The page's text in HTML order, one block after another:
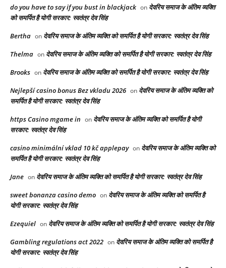
do you have to say if you bust in blackjack on देवरिय समाज के अंतिम व्यक्ति
को समर्पित है योगी सरकार: स्वतंत्र देव सिंह
Bertha on देवरिय समाज के अंतिम व्यक्ति को समर्पित है योगी सरकार: स्वतंत्र देव सिंह
Thelma on देवरिय समाज के अंतिम व्यक्ति को समर्पित है योगी सरकार: स्वतंत्र देव सिंह
Brooks on देवरिय समाज के अंतिम व्यक्ति को समर्पित है योगी सरकार: स्वतंत्र देव सिंह
Nejlepší casino bonus Bez vkladu 2026 on देवरिय समाज के अंतिम व्यक्ति को
समर्पित है योगी सरकार: स्वतंत्र देव सिंह
https Casino mgame in on देवरिय समाज के अंतिम व्यक्ति को समर्पित है योगी
सरकार: स्वतंत्र देव सिंह
casino minimální vklad 10 kč applepay on देवरिय समाज के अंतिम व्यक्ति को
समर्पित है योगी सरकार: स्वतंत्र देव सिंह
Jane on देवरिय समाज के अंतिम व्यक्ति को समर्पित है योगी सरकार: स्वतंत्र देव सिंह
sweet bonanza casino demo on देवरिय समाज के अंतिम व्यक्ति को समर्पित है
योगी सरकार: स्वतंत्र देव सिंह
Ezequiel on देवरिय समाज के अंतिम व्यक्ति को समर्पित है योगी सरकार: स्वतंत्र देव सिंह
Gambling regulations act 2022 on देवरिय समाज के अंतिम व्यक्ति को समर्पित है
योगी सरकार: स्वतंत्र देव सिंह